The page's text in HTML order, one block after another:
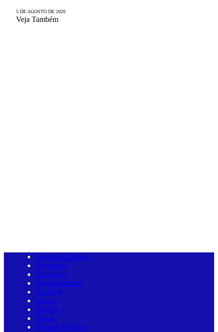
5 DE AGOSTO DE 2026
Veja Também
Campina Grande
Economia
Educação
Entretenimento
Esportes
Justiça
Política
Saúde
Últimas Notícias